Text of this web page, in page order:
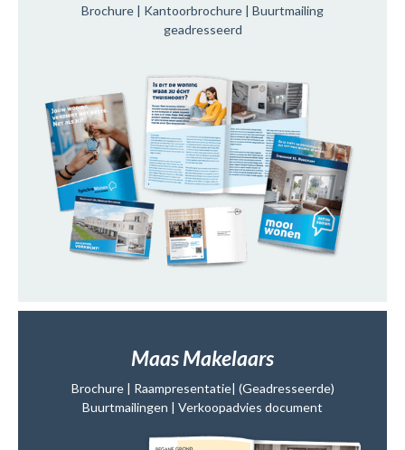
Brochure | Kantoorbrochure | Buurtmailing
geadresseerd
Maas Makelaars
Brochure | Raampresentatie| (Geadresseerde)
Buurtmailingen | Verkoopadvies document